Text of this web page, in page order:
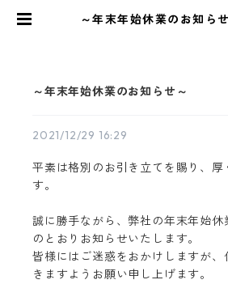
～年末年始休業のお知ら
～年末年始休業のお知らせ～
2021/12/29 16:29
平素は格別のお引き立てを賜り、厚
す。
誠に勝手ながら、弊社の年末年始休
のとおりお知らせいたします。
皆様にはご迷惑をおかけしますが、
きますようお願い申し上げます。